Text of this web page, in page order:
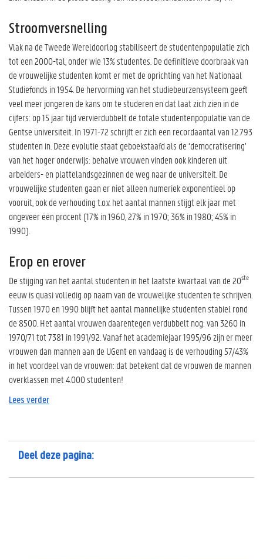
Stroomversnelling
Vlak na de Tweede Wereldoorlog stabiliseert de studentenpopulatie zich
tot een 2000-tal, onder wie 13% studentes. De definitieve doorbraak van
de vrouwelijke studenten komt er met de oprichting van het Nationaal
Studiefonds in 1954. De hervorming van het studiebeurzensysteem geeft
veel meer jongeren de kans om te studeren en dat laat zich zien in de
cijfers: op 15 jaar tijd vervierdubbelt de totale studentenpopulatie van de
Gentse universiteit. In 1971-72 schrijft er zich een recordaantal van 12.793
studenten in. Deze evolutie staat geboekstaafd als de ‘democratisering’
van het hoger onderwijs: behalve vrouwen vinden ook kinderen uit
arbeiders- en plattelandsgezinnen de weg naar de universiteit. De
vrouwelijke studenten gaan er niet alleen numeriek exponentieel op
vooruit, ook de verhouding t.o.v. het aantal mannen stijgt elk jaar met
ongeveer één procent (17% in 1960, 27% in 1970; 36% in 1980; 45% in
1990).
Erop en erover
De stijging van het aantal studenten in het laatste kwartaal van de 20ste
eeuw is quasi volledig op naam van de vrouwelijke studenten te schrijven.
Tussen 1970 en 1990 blijft het aantal mannelijke studenten stabiel rond
de 8500. Het aantal vrouwen daarentegen verdubbelt nog: van 3260 in
1970/71 tot 7381 in 1991/92. Vanaf het academiejaar 1995/96 zijn er meer
vrouwen dan mannen aan de UGent en vandaag is de verhouding 57/43%
in het voordeel van de vrouwen: dat betekent dat de vrouwen de mannen
overklassen met 4.000 studenten!
Lees verder
Deel deze pagina: